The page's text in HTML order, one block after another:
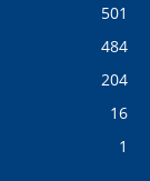
501
484
204
16
1